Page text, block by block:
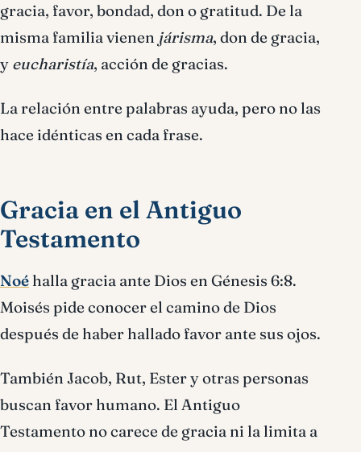
gracia, favor, bondad, don o gratitud. De la
misma familia vienen járisma, don de gracia,
y eucharistía, acción de gracias.
La relación entre palabras ayuda, pero no las
hace idénticas en cada frase.
Gracia en el Antiguo
Testamento
Noé halla gracia ante Dios en Génesis 6:8.
Moisés pide conocer el camino de Dios
después de haber hallado favor ante sus ojos.
También Jacob, Rut, Ester y otras personas
buscan favor humano. El Antiguo
Testamento no carece de gracia ni la limita a